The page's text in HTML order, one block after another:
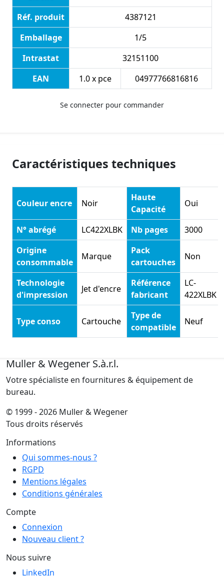
Réf. produit
4387121
Emballage
1/5
Intrastat
32151100
EAN
1.0 x pce 04977766816816
Se connecter pour commander
Caractéristiques techniques
Couleur encre Noir
Haute
Capacité
Oui
N° abrégé LC422XLBK Nb pages
3000
Origine
consommable
Marque
Pack
cartouches
Non
Technologie
d'impression
Jet d'encre
Référence
fabricant
LC-
422XLBK
Type conso Cartouche
Type de
compatible
Neuf
Muller & Wegener S.à.r.l.
Votre spécialiste en fournitures & équipement de
bureau.
© 1999 - 2026 Muller & Wegener
Tous droits réservés
Informations
Qui sommes-nous ?
RGPD
Mentions légales
Conditions générales
Compte
Connexion
Nouveau client ?
Nous suivre
LinkedIn